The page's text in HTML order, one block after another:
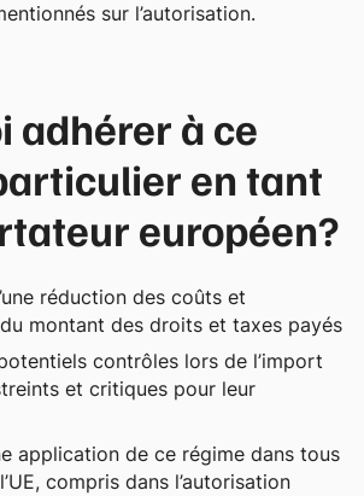
sur l’autorisation.
adhérer à ce
en tant
européen?
réduction des coûts et
montant des droits et taxes payés
contrôles lors de l’import
et critiques pour leur
application de ce régime dans tous
compris dans l’autorisation